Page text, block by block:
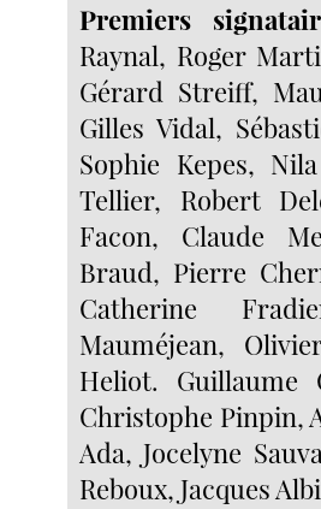
Premiers
Raynal, Roger
Gérard Streiff,
Gilles Vidal,
Sophie Kepes,
Tellier, Robert
Facon, Claude
Braud, Pierre
Catherine
Mauméjean,
Heliot. Guillaume
Christophe Pinpin,
Ada, Jocelyne
Reboux, Jacques